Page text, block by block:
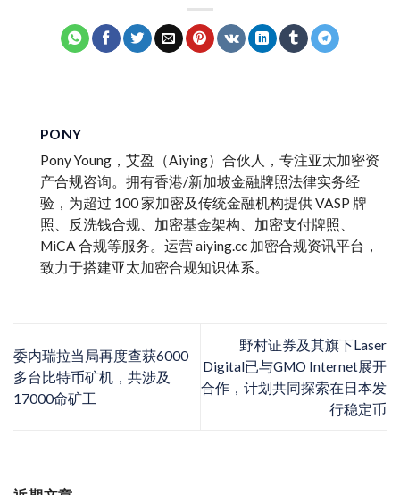
PONY
Pony Young，艾盈（Aiying）合伙人，专注亚太加密资
产合规咨询。拥有香港/新加坡金融牌照法律实务经
验，为超过 100 家加密及传统金融机构提供 VASP 牌
照、反洗钱合规、加密基金架构、加密支付牌照、
MiCA 合规等服务。运营 aiying.cc 加密合规资讯平台，
致力于搭建亚太加密合规知识体系。
委内瑞拉当局再度查获6000
多台比特币矿机，共涉及
17000命矿工
野村证券及其旗下Laser
Digital已与GMO Internet展开
合作，计划共同探索在日本发
行稳定币